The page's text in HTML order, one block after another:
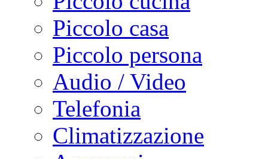
Piccolo casa
Piccolo persona
Audio / Video
Telefonia
Climatizzazione